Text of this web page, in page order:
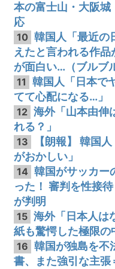
本の富士山・大阪城
応
10 韓国人「最近の
えたと言われる作
が面白い…（ブルブ
11
韓国人「日本で
てて心配になる…」
12 海外「山本由伸
れる？」
13
【朗報】 韓国
がおかしい」
14 韓国がサッカー
った！ 審判を性接
が判明
15 海外「日本人は
紙も驚愕した極限
16 韓国が独島を不
書、また強引な主張